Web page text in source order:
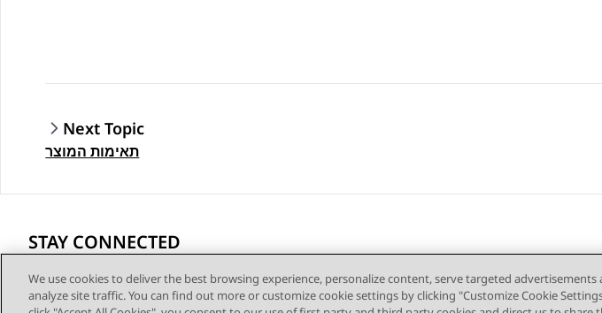
Next Topic
תאימות המוצר
STAY CONNECTED
We use cookies to deliver the best browsing experience, personalize content, serve targeted advertisements
analyze site traffic. You can find out more or customize cookie settings by clicking "Customize Cookie